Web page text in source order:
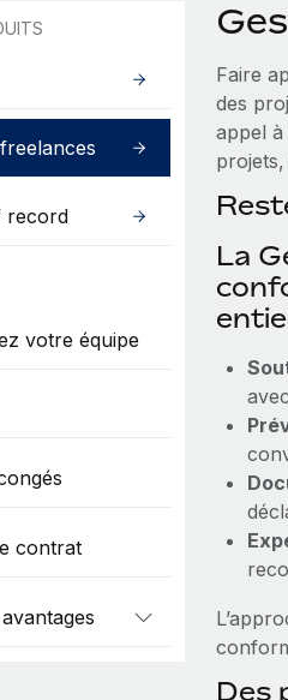
record
votre équipe
contrat
Faire
des
appel
La
Des